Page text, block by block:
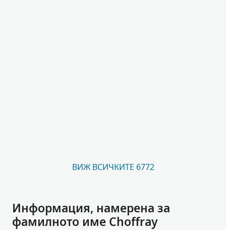
ВИЖ ВСИЧКИТЕ 6772
Информация, намерена за
фамилното име Choffray